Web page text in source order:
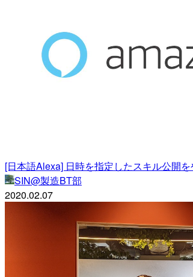
[日本語Alexa] 日時を指定したスキル公開を
SIN@製造BT部
2020.02.07